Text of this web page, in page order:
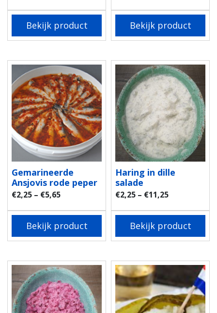
Bekijk product Bekijk product
Gemarineerde
Ansjovis rode peper
€2,25 – €5,65
Bekijk product
Haring in dille
salade
€2,25 – €11,25
Bekijk product